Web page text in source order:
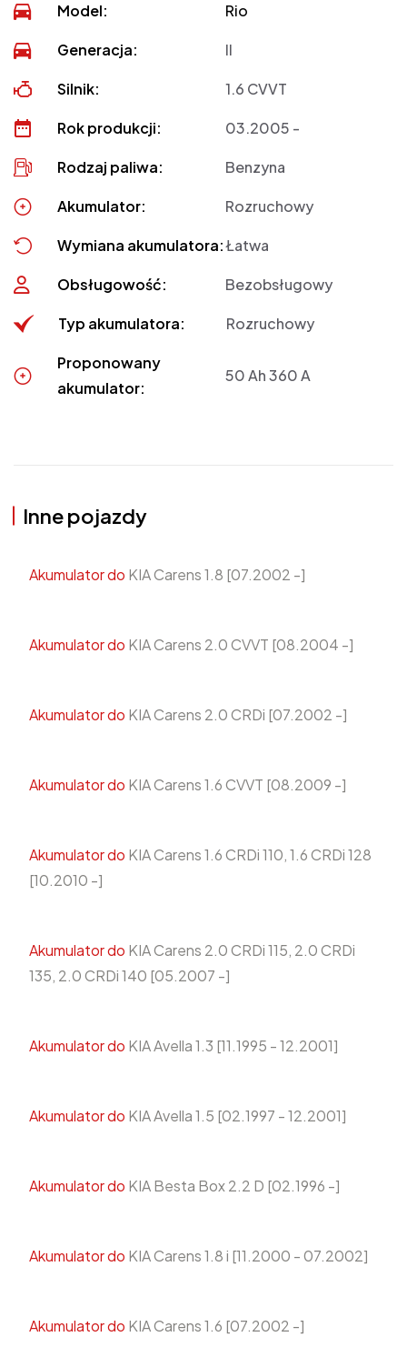
Model: Rio
Generacja: II
Silnik: 1.6 CVVT
Rok produkcji: 03.2005 -
Rodzaj paliwa: Benzyna
Akumulator: Rozruchowy
Wymiana akumulatora:Łatwa
Obsługowość: Bezobsługowy
Typ akumulatora: Rozruchowy
Proponowany
akumulator:
50 Ah 360 A
Inne pojazdy
Akumulator do KIA Carens 1.8 [07.2002 -]
Akumulator do KIA Carens 2.0 CVVT [08.2004 -]
Akumulator do KIA Carens 2.0 CRDi [07.2002 -]
Akumulator do KIA Carens 1.6 CVVT [08.2009 -]
Akumulator do KIA Carens 1.6 CRDi 110, 1.6 CRDi 128
[10.2010 -]
Akumulator do KIA Carens 2.0 CRDi 115, 2.0 CRDi
135, 2.0 CRDi 140 [05.2007 -]
Akumulator do KIA Avella 1.3 [11.1995 - 12.2001]
Akumulator do KIA Avella 1.5 [02.1997 - 12.2001]
Akumulator do KIA Besta Box 2.2 D [02.1996 -]
Akumulator do KIA Carens 1.8 i [11.2000 - 07.2002]
Akumulator do KIA Carens 1.6 [07.2002 -]